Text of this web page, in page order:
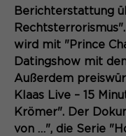
Zweck
Sie
zu
offen
Name
Anbieter
Laufzeit 13
Zweck
Dient
Cookie-
Aktivierung
Diese Cookies
Übersetzung der
Name
Cookie-
Berichterstattung
wird mit "Prince
Datingshow mit
Außerdem
Klaas Live – 15
Krömer". Der
von …", die Serie